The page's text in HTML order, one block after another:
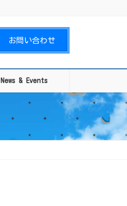
お問い合わせ
News & Events